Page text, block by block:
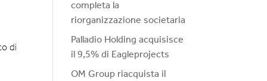
di
completa la
riorganizzazione societaria
Palladio Holding acquisisce
il 9,5% di Eagleprojects
OM Group riacquista il